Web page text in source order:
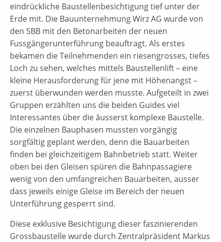
eindrückliche Baustellenbesichtigung tief unter der
Erde mit. Die Bauunternehmung Wirz AG wurde von
den SBB mit den Betonarbeiten der neuen
Fussgängerunterführung beauftragt. Als erstes
bekamen die Teilnehmenden ein riesengrosses, tiefes
Loch zu sehen, welches mittels Baustellenlift – eine
kleine Herausforderung für jene mit Höhenangst –
zuerst überwunden werden musste. Aufgeteilt in zwei
Gruppen erzählten uns die beiden Guides viel
Interessantes über die äusserst komplexe Baustelle.
Die einzelnen Bauphasen mussten vorgängig
sorgfältig geplant werden, denn die Bauarbeiten
finden bei gleichzeitigem Bahnbetrieb statt. Weiter
oben bei den Gleisen spüren die Bahnpassagiere
wenig von den umfangreichen Bauarbeiten, ausser
dass jeweils einige Gleise im Bereich der neuen
Unterführung gesperrt sind.
Diese exklusive Besichtigung dieser faszinierenden
Grossbaustelle wurde durch Zentralpräsident Markus